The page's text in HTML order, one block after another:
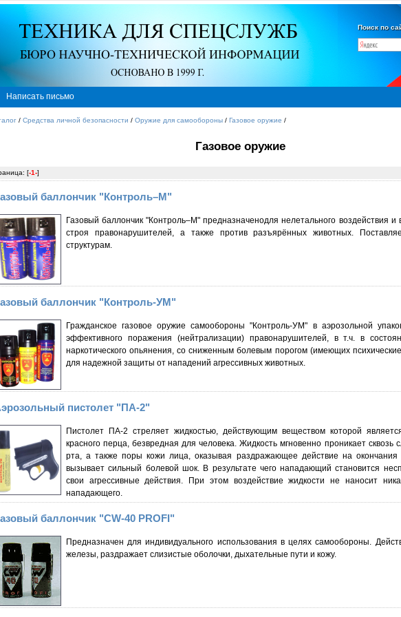
Поиск по
Написать письмо
/ Средства личной безопасности / Оружие для самообороны / Газовое оружие /
Газовое оружие
[-1-]
баллончик "Контроль–М"
Газовый баллончик "Контроль–М" предназначенодля нелетального воздействия и
строя правонарушителей, а также против разъярённых животных.
структурам.
баллончик "Контроль-УМ"
Гражданское газовое оружие самообороны "Контроль-УМ" в аэрозольной
эффективного поражения (нейтрализации) правонарушителей, в т.ч. в
наркотического опьянения, со сниженным болевым порогом (имеющих
для надежной защиты от нападений агрессивных животных.
пистолет "ПА-2"
Пистолет ПА-2 стреляет жидкостью, действующим веществом которой
красного перца, безвредная для человека. Жидкость мгновенно проникает сквозь
рта, а также поры кожи лица, оказывая раздражающее действие на
вызывает сильный болевой шок. В результате чего нападающий становится
свои агрессивные действия. При этом воздействие жидкости не наносит
нападающего.
баллончик "CW-40 PROFI"
Предназначен для индивидуального использования в целях самообороны.
железы, раздражает слизистые оболочки, дыхательные пути и кожу.